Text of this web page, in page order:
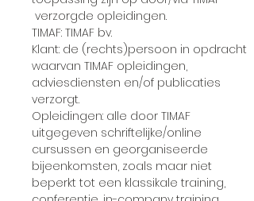
verzorgde opleidingen.
TIMAF: TIMAF bv.
Klant: de (rechts)persoon in opdracht
waarvan TIMAF opleidingen,
adviesdiensten en/of publicaties
verzorgt.
Opleidingen: alle door TIMAF
uitgegeven schriftelijke/online
cursussen en georganiseerde
bijeenkomsten, zoals maar niet
beperkt tot een klassikale training,